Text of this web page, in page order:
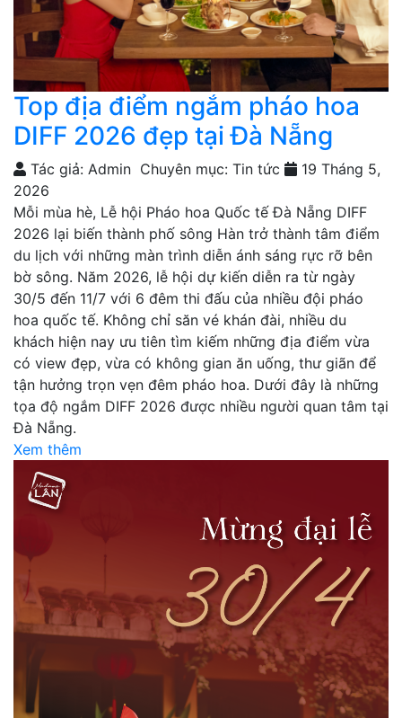
Top địa điểm ngắm pháo hoa
DIFF 2026 đẹp tại Đà Nẵng
Tác giả: Admin Chuyên mục: Tin tức
19 Tháng 5,
2026
Mỗi mùa hè, Lễ hội Pháo hoa Quốc tế Đà Nẵng DIFF
2026 lại biến thành phố sông Hàn trở thành tâm điểm
du lịch với những màn trình diễn ánh sáng rực rỡ bên
bờ sông. Năm 2026, lễ hội dự kiến diễn ra từ ngày
30/5 đến 11/7 với 6 đêm thi đấu của nhiều đội pháo
hoa quốc tế. Không chỉ săn vé khán đài, nhiều du
khách hiện nay ưu tiên tìm kiếm những địa điểm vừa
có view đẹp, vừa có không gian ăn uống, thư giãn để
tận hưởng trọn vẹn đêm pháo hoa. Dưới đây là những
tọa độ ngắm DIFF 2026 được nhiều người quan tâm tại
Đà Nẵng.
Xem thêm